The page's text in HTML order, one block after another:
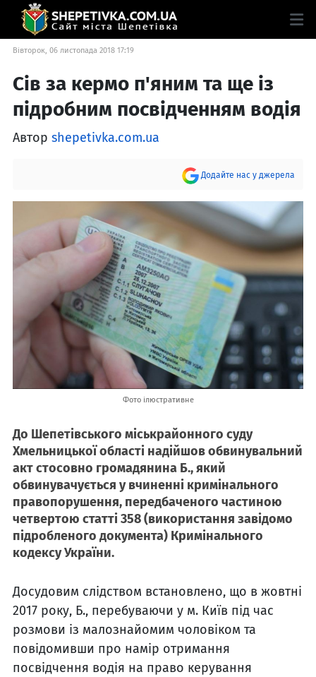
Вівторок, 06 листопада 2018 17:19
Сів за кермо п'яним та ще із
підробним посвідченням водія
Автор shepetivka.com.ua
Додайте нас у джерела
Фото ілюстративне
До Шепетівського міськрайонного суду
Хмельницької області надійшов обвинувальний
акт стосовно громадянина Б., який
обвинувачується у вчиненні кримінального
правопорушення, передбаченого частиною
четвертою статті 358 (використання завідомо
підробленого документа) Кримінального
кодексу України.
Досудовим слідством встановлено, що в жовтні
2017 року, Б., перебуваючи у м. Київ під час
розмови із малознайомим чоловіком та
повідомивши про намір отримання
посвідчення водія на право керування